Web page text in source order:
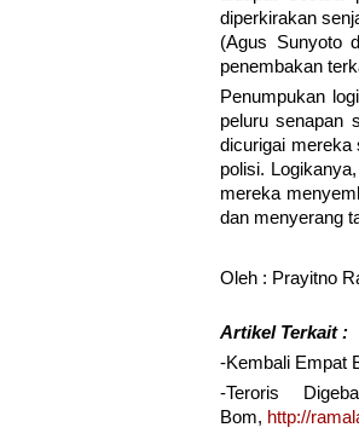
diperkirakan
(Agus Sunyoto
penembakan
Penumpukan
peluru senapan
dicurigai mereka
polisi.
mereka
dan menyerang
Oleh : Prayitno
Artikel Terkait :
-Kembali Empat
-Teroris
Bom, http://